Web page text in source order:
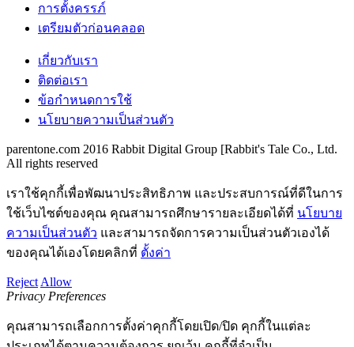
การตั้งครรภ์
เตรียมตัวก่อนคลอด
เกี่ยวกับเรา
ติดต่อเรา
ข้อกำหนดการใช้
นโยบายความเป็นส่วนตัว
parentone.com 2016 Rabbit Digital Group [Rabbit's Tale Co., Ltd.
All rights reserved
เราใช้คุกกี้เพื่อพัฒนาประสิทธิภาพ และประสบการณ์ที่ดีในการ
ใช้เว็บไซต์ของคุณ คุณสามารถศึกษารายละเอียดได้ที่ นโยบาย
ความเป็นส่วนตัว และสามารถจัดการความเป็นส่วนตัวเองได้
ของคุณได้เองโดยคลิกที่ ตั้งค่า
Reject Allow
Privacy Preferences
คุณสามารถเลือกการตั้งค่าคุกกี้โดยเปิด/ปิด คุกกี้ในแต่ละ